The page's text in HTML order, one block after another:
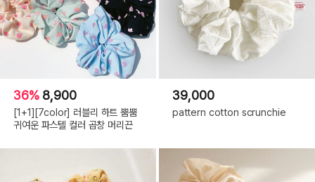
36% 8,900
[1+1][7color] 러블리 하트 뿜뿜
귀여운 파스텔 컬러 곱창 머리끈
39,000
pattern cotton scrunchie